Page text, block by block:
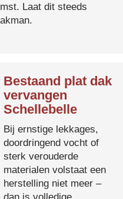
Laat dit steeds
Bestaand plat dak
vervangen
Schellebelle
Bij ernstige lekkages,
doordringend vocht of
sterk verouderde
materialen volstaat een
herstelling niet meer –
dan is volledige